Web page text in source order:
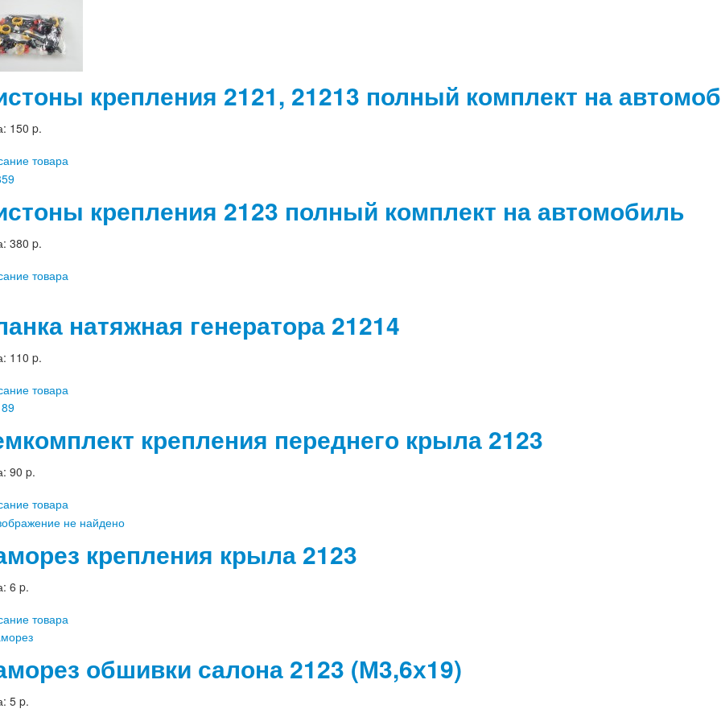
крепления 2121, 21213 полный комплект на
150 p.
товара
крепления 2123 полный комплект на автомобиль
380 p.
товара
натяжная генератора 21214
110 p.
товара
крепления переднего крыла 2123
90 p.
товара
крепления крыла 2123
6 p.
товара
обшивки салона 2123 (М3,6х19)
5 p.